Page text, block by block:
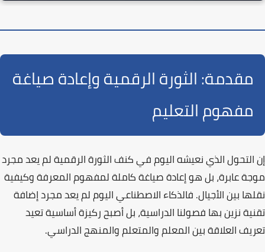
مقدمة: الثورة الرقمية وإعادة صياغة
مفهوم التعليم
إن التحول الذي نعيشه اليوم في كنفالثورة الرقميةلم يعد مجرد
موجة عابرة، بل هو إعادة صياغة كاملة لمفهوم المعرفة وكيفية
نقلها بين الأجيال. فالذكاء الاصطناعي اليوم لم يعد مجرد إضافة
تقنية نزين بها فصولنا الدراسية، بل أصبحركيزة أساسيةتعيد
تعريف العلاقة بين المعلم والمتعلم والمنهج الدراسي.